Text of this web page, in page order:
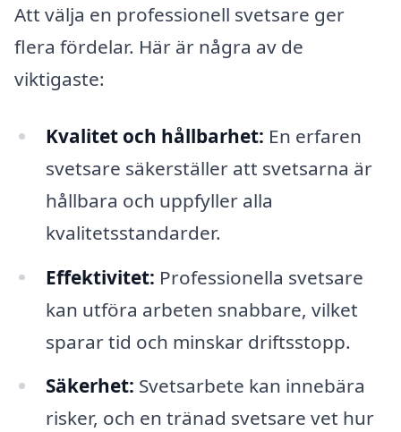
Att välja en professionell svetsare ger
flera fördelar. Här är några av de
viktigaste:
Kvalitet och hållbarhet: En erfaren
svetsare säkerställer att svetsarna är
hållbara och uppfyller alla
kvalitetsstandarder.
Effektivitet: Professionella svetsare
kan utföra arbeten snabbare, vilket
sparar tid och minskar driftsstopp.
Säkerhet: Svetsarbete kan innebära
risker, och en tränad svetsare vet hur